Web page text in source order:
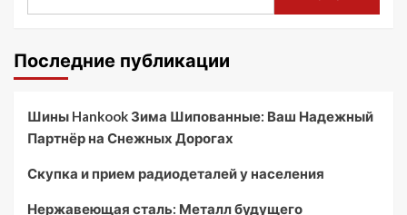
Последние публикации
Шины Hankook Зима Шипованные: Ваш Надежный
Партнёр на Снежных Дорогах
Скупка и прием радиодеталей у населения
Нержавеющая сталь: Металл будущего